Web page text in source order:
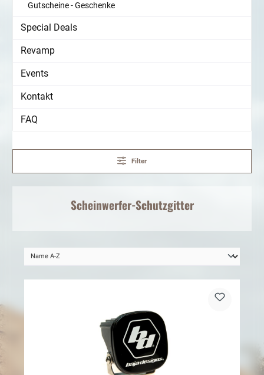
Gutscheine - Geschenke
Special Deals
Revamp
Events
Kontakt
FAQ
Filter
Scheinwerfer-Schutzgitter